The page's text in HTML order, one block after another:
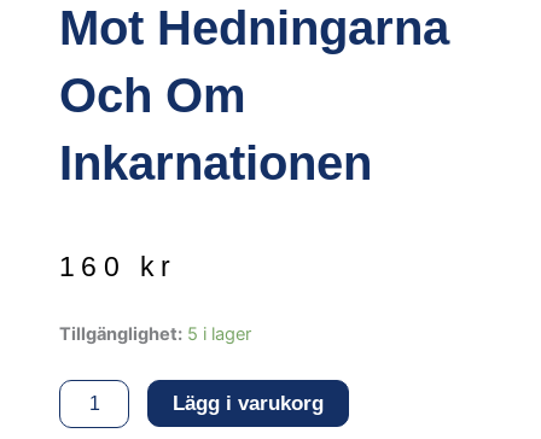
Mot Hedningarna
Och Om
Inkarnationen
160 kr
Tillgänglighet: 5 i lager
Mot
och
inkarnationen
Lägg i varukorg